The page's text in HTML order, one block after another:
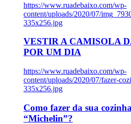
https://www.ruadebaixo.com/wp-
content/uploads/2020/07/
335x256.jpg
VESTIR A CAMISOLA
POR UM DIA
https://www.ruadebaixo.com/wp-
content/uploads/2020/07/fazer-
335x256.jpg
Como fazer da sua
“Michelin”?